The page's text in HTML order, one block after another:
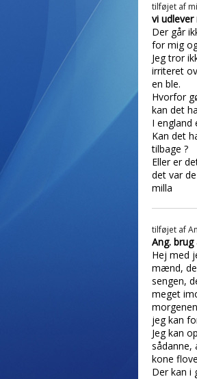
tilføjet af
vi
Der går
for mig
Jeg tror
irriteret
en ble.
Hvorfor
kan det
I
Kan det
tilbage ?
Eller er
det var
milla
tilføjet af
Ang.
Hej med
mænd,
sengen,
meget
jeg kan
Jeg kan
sådanne,
kone
Der kan i